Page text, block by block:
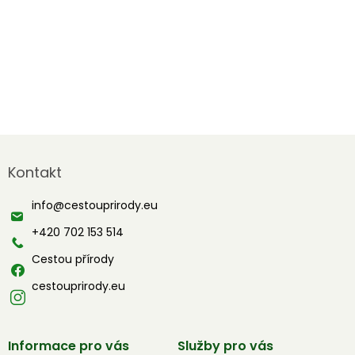
p
t
Kontakt
info@cestouprirody.eu
+420 702 153 514
Cestou přírody
cestouprirody.eu
Informace pro vás Služby pro vás